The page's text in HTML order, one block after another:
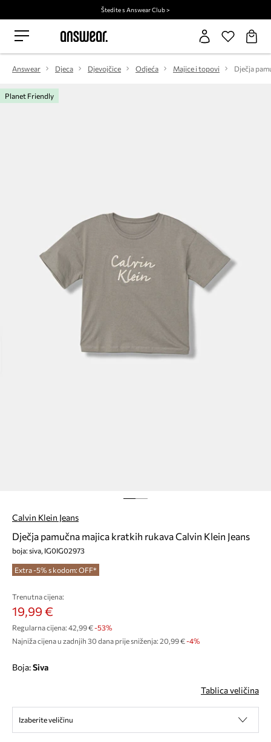
Štedite s Answear Club >
Answear Djeca Djevojčice Odjeća Majice i topovi
Planet Friendly
Calvin Klein Jeans
Dječja pamučna majica kratkih rukava Calvin Klein Jeans
boja: siva, IG0IG02973
Extra -5% s kodom: OFF*
Trenutna cijena:
19,99 €
Regularna cijena: 42,99 €-53%
Najniža cijena u zadnjih 30 dana prije sniženja: 20,99 € -4%
Boja: siva
Tablica veličina
Izaberite veličinu